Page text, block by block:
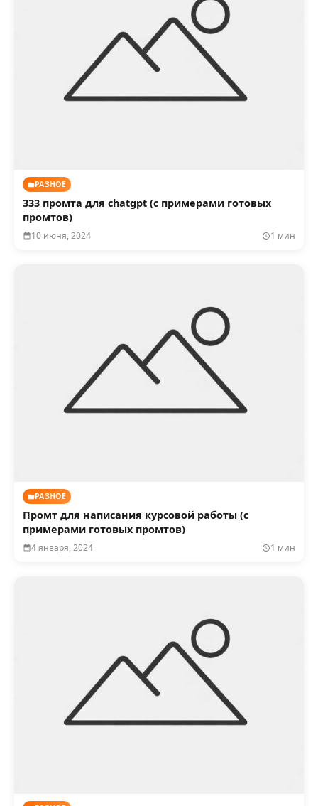
РАЗНОЕ
333 промта для chatgpt (с примерами готовых
промтов)
10 июня, 2024 1 мин
РАЗНОЕ
Промт для написания курсовой работы (с
примерами готовых промтов)
4 января, 2024 1 мин